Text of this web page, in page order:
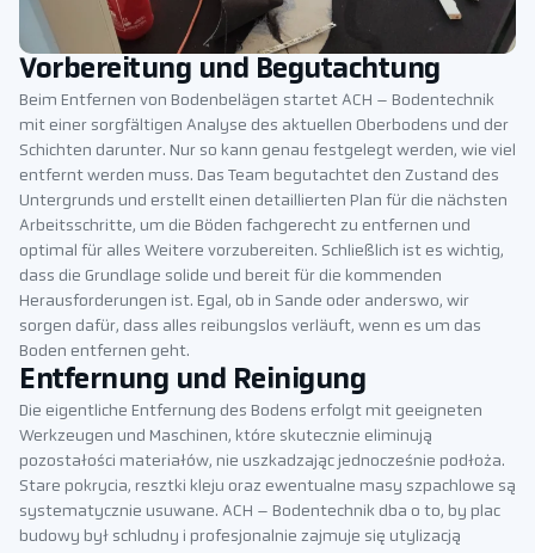
Vorbereitung und Begutachtung
Beim Entfernen von Bodenbelägen startet ACH – Bodentechnik
mit einer sorgfältigen Analyse des aktuellen Oberbodens und der
Schichten darunter. Nur so kann genau festgelegt werden, wie viel
entfernt werden muss. Das Team begutachtet den Zustand des
Untergrunds und erstellt einen detaillierten Plan für die nächsten
Arbeitsschritte, um die Böden fachgerecht zu entfernen und
optimal für alles Weitere vorzubereiten. Schließlich ist es wichtig,
dass die Grundlage solide und bereit für die kommenden
Herausforderungen ist. Egal, ob in Sande oder anderswo, wir
sorgen dafür, dass alles reibungslos verläuft, wenn es um das
Boden entfernen geht.
Entfernung und Reinigung
Die eigentliche Entfernung des Bodens erfolgt mit geeigneten
Werkzeugen und Maschinen, które skutecznie eliminują
pozostałości materiałów, nie uszkadzając jednocześnie podłoża.
Stare pokrycia, resztki kleju oraz ewentualne masy szpachlowe są
systematycznie usuwane. ACH – Bodentechnik dba o to, by plac
budowy był schludny i profesjonalnie zajmuje się utylizacją